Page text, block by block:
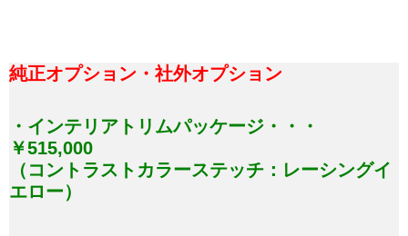
純正オプション・社外オプション
・インテリアトリムパッケージ・・・
￥515,000
（コントラストカラーステッチ：レーシングイ
エロー）